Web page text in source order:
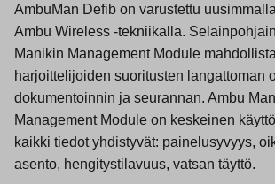
AmbuMan Defib on varustettu
Ambu Wireless -tekniikalla.
Manikin Management Module
harjoittelijoiden suoritusten langattoman
dokumentoinnin ja seurannan. Ambu
Management Module on keskeinen
kaikki tiedot yhdistyvät: painelusyvyys,
asento, hengitystilavuus, vatsan täyttö.